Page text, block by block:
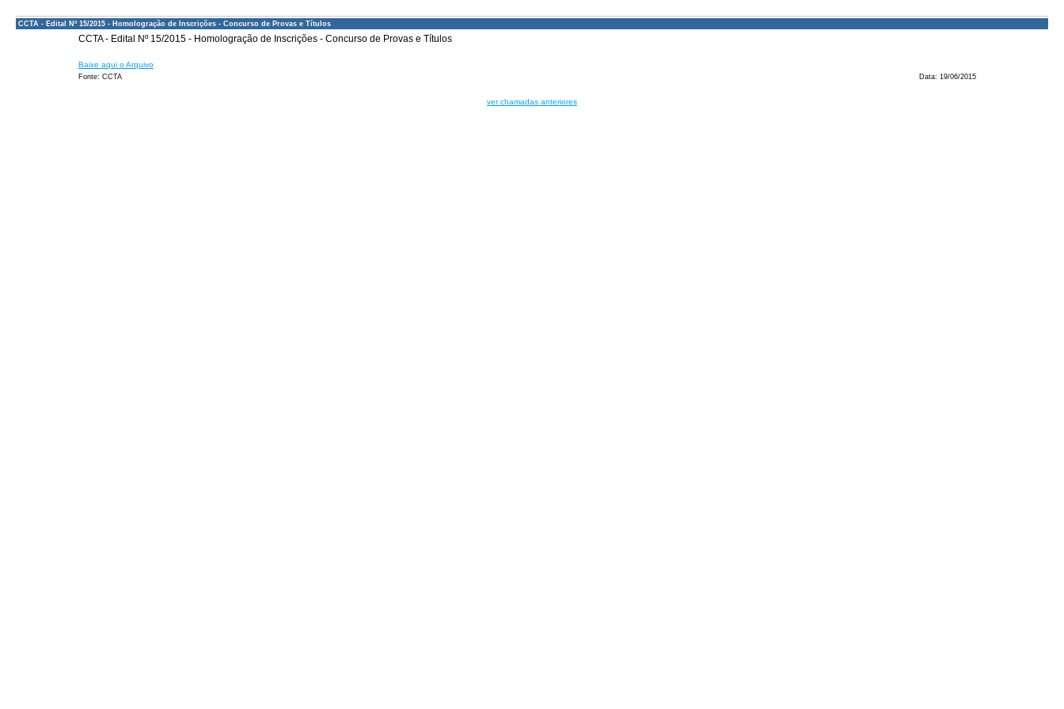
CCTA - Edital Nº 15/2015 - Homologração de Inscrições - Concurso de Provas e Títulos
CCTA - Edital Nº 15/2015 - Homologração de Inscrições - Concurso de Provas e Títulos
Baixe aqui o Arquivo
Fonte: CCTA Data: 19/06/2015
ver chamadas anteriores